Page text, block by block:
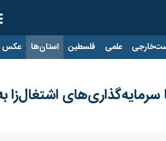
علمی فلسطین استان‌ها عکس
اشتغال‌زا